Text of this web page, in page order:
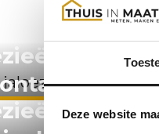
Deze website